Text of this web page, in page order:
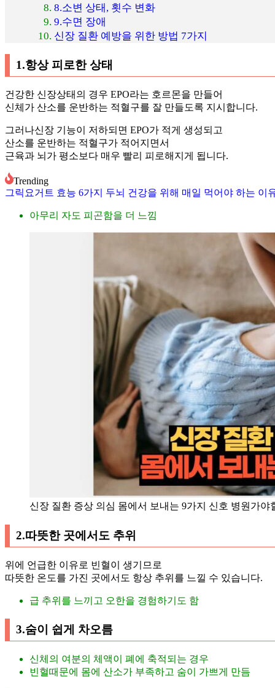
8.소변 상태, 횟수 변화
9.수면 장애
신장 질환 예방을 위한 방법 7가지
1.항상 피로한 상태
건강한 신장상태의 경우 EPO라는 호르몬을 만들어
신체가 산소를 운반하는 적혈구를 잘 만들도록 지시합니다.
그러나신장 기능이 저하되면 EPO가 적게 생성되고
산소를 운반하는 적혈구가 적어지면서
근육과 뇌가 평소보다 매우 빨리 피로해지게 됩니다.
Trending
그릭요거트 효능 6가지 두뇌 건강을 위해 매일 먹어야 하는 이
아무리 자도 피곤함을 더 느낌
신장 질환 증상 의심 몸에서 보내는 9가지 신호 병원가야
2.따뜻한 곳에서도 추위
위에 언급한 이유로 빈혈이 생기므로
따뜻한 온도를 가진 곳에서도 항상 추위를 느낄 수 있습니다.
급 추위를 느끼고 오한을 경험하기도 함
3.숨이 쉽게 차오름
신체의 여분의 체액이 폐에 축적되는 경우
빈혈때문에 몸에 산소가 부족하고 숨이 가쁘게 만듬